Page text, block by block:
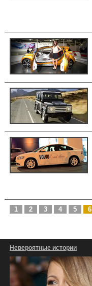
1 2 3 4 5 6
Невероятные истории